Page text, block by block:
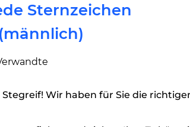
Sternzeichen
Wir haben für Sie die